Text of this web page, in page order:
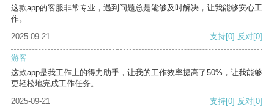
这款app的客服非常专业，遇到问题总是能够及时解决，让我能够安心工
作。
2025-09-21
支持[0] 反对[0]
游客
这款app是我工作上的得力助手，让我的工作效率提高了50%，让我能够
更轻松地完成工作任务。
2025-09-21
支持[0] 反对[0]